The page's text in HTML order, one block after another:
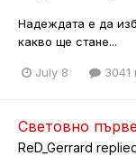
Надеждата е да
какво ще стане...
July 8 3041
Световно
ReD_Gerrard